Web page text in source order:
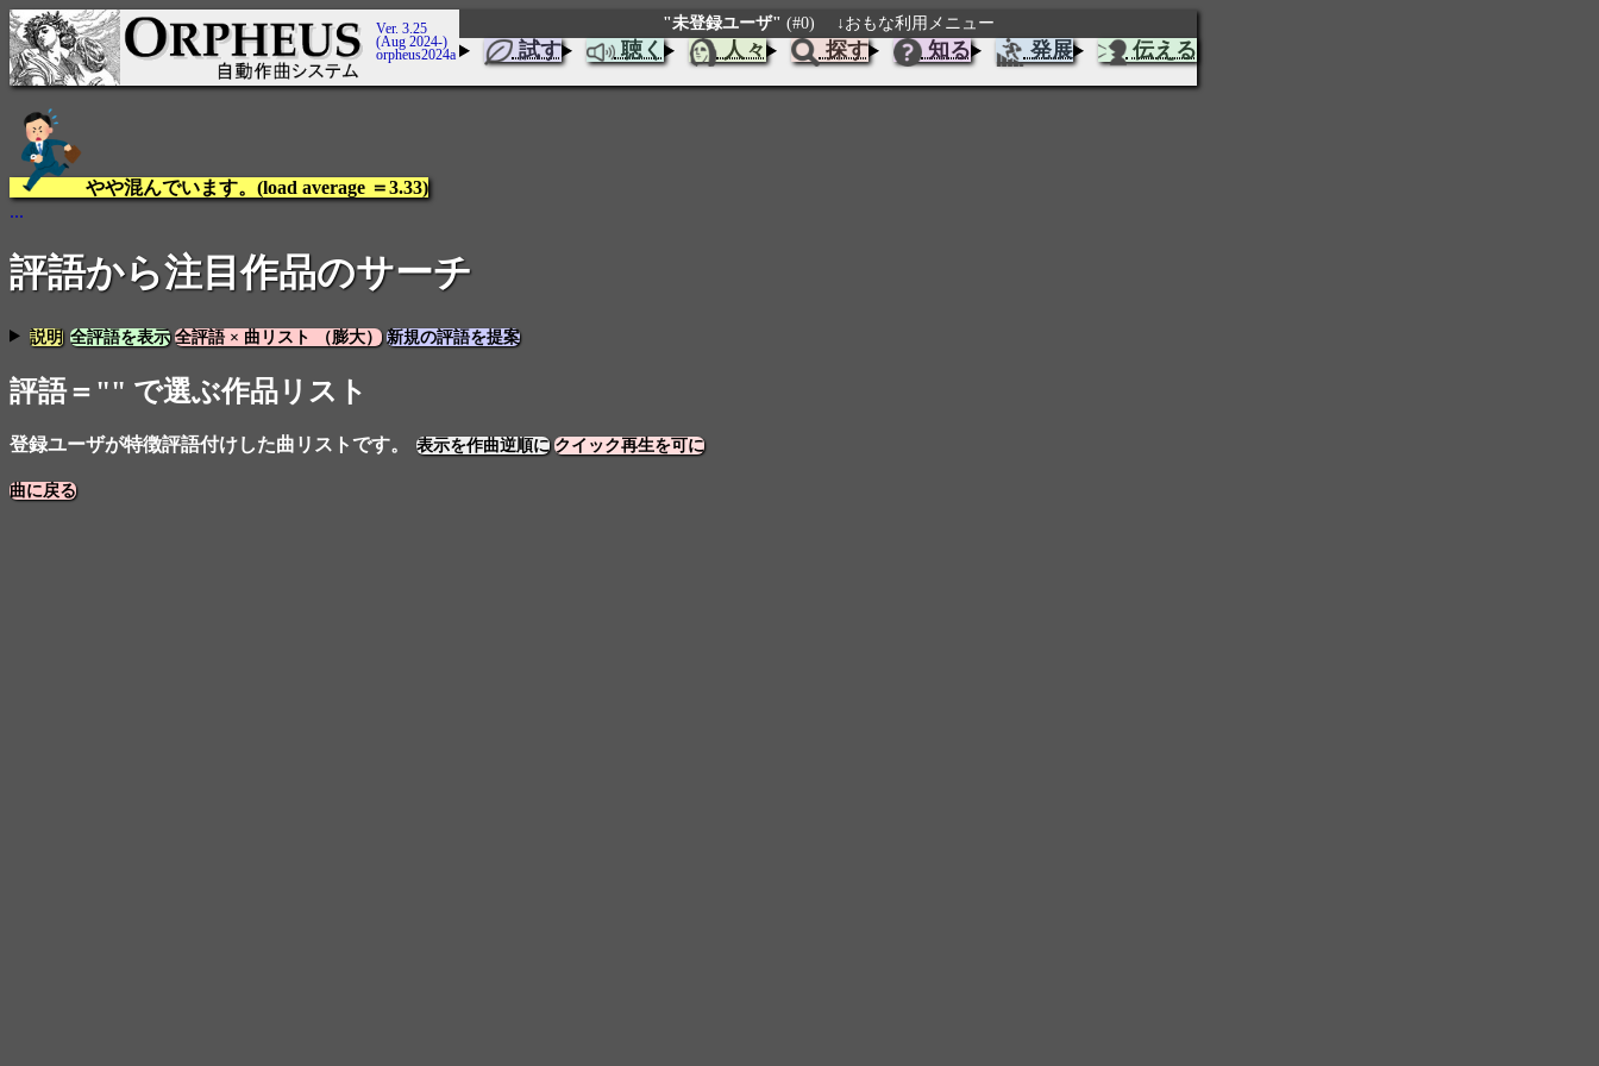
Ver. 3.25
(Aug 2024-)
orpheus2024a
"未登録ユーザ" (#0) ↓おもな利用メニュー
試す 聴く 人々 探す 知る 発展 伝える
やや混んでいます。(load average ＝3.33)
...
評語から注目作品のサーチ
説明 全評語を表示 全評語 × 曲リスト （膨大） 新規の評語を提案
評語＝"" で選ぶ作品リスト
登録ユーザが特徴評語付けした曲リストです。 表示を作曲逆順に クイック再生を可に
曲に戻る